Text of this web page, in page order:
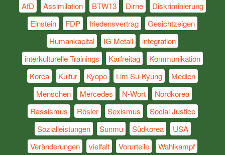
AfD Assimilation BTW13 Dirne
Diskriminierung
Einstein
FDP friedensvertrag
Gesichtzeigen
Humankapital
IG Metall
integration
interkulturelle Trainings
Karfreitag
Kommunikation
Korea
Kultur Kyopo Lim Su-Kyung
Medien
Menschen
Mercedes N-Wort
Nordkorea
Rassismus
Rösler Sexismus
Social Justice
Sozialleistungen
Sunmu Südkorea
USA
Veränderungen
vielfalt Vorurteile
Wahlkampf